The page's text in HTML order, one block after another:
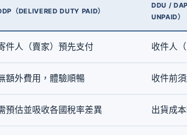
（DELIVERED DUTY PAID）
DDU /
UNPAID）
件人（賣家）預先支付 收件人
額外費用，體驗順暢 收件前
預估並吸收各國稅率差異 出貨成